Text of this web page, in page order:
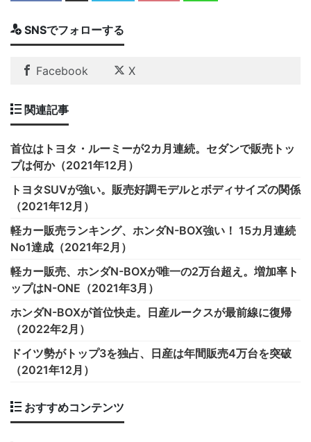
SNSでフォローする
Facebook X
関連記事
首位はトヨタ・ルーミーが2カ月連続。セダンで販売トッ
プは何か（2021年12月）
トヨタSUVが強い。販売好調モデルとボディサイズの関係
（2021年12月）
軽カー販売ランキング、ホンダN-BOX強い！ 15カ月連続
No1達成（2021年2月）
軽カー販売、ホンダN-BOXが唯一の2万台超え。増加率ト
ップはN-ONE（2021年3月）
ホンダN-BOXが首位快走。日産ルークスが最前線に復帰
（2022年2月）
ドイツ勢がトップ3を独占、日産は年間販売4万台を突破
（2021年12月）
おすすめコンテンツ